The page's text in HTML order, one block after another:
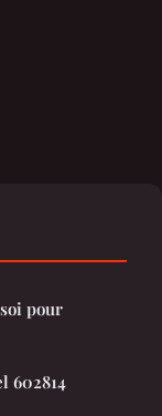
pour
602814